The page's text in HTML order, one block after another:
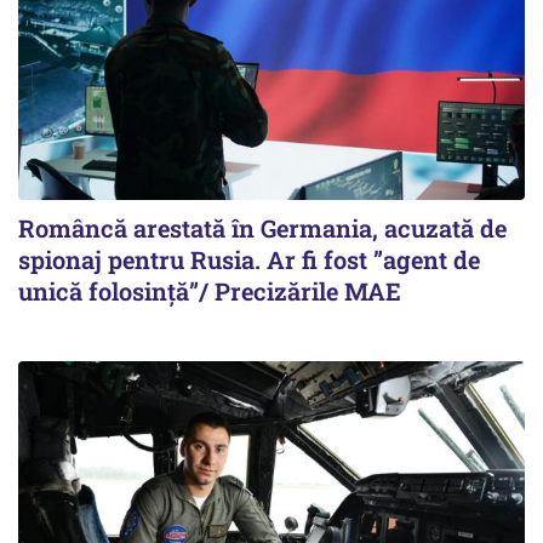
Româncă arestată în Germania, acuzată de
spionaj pentru Rusia. Ar fi fost ”agent de
unică folosință”/ Precizările MAE